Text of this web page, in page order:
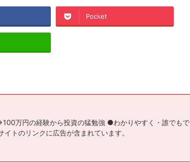
Pocket
万円の経験から投資の猛勉強 ●わかりやすく・誰でもで
トのリンクに広告が含まれています。